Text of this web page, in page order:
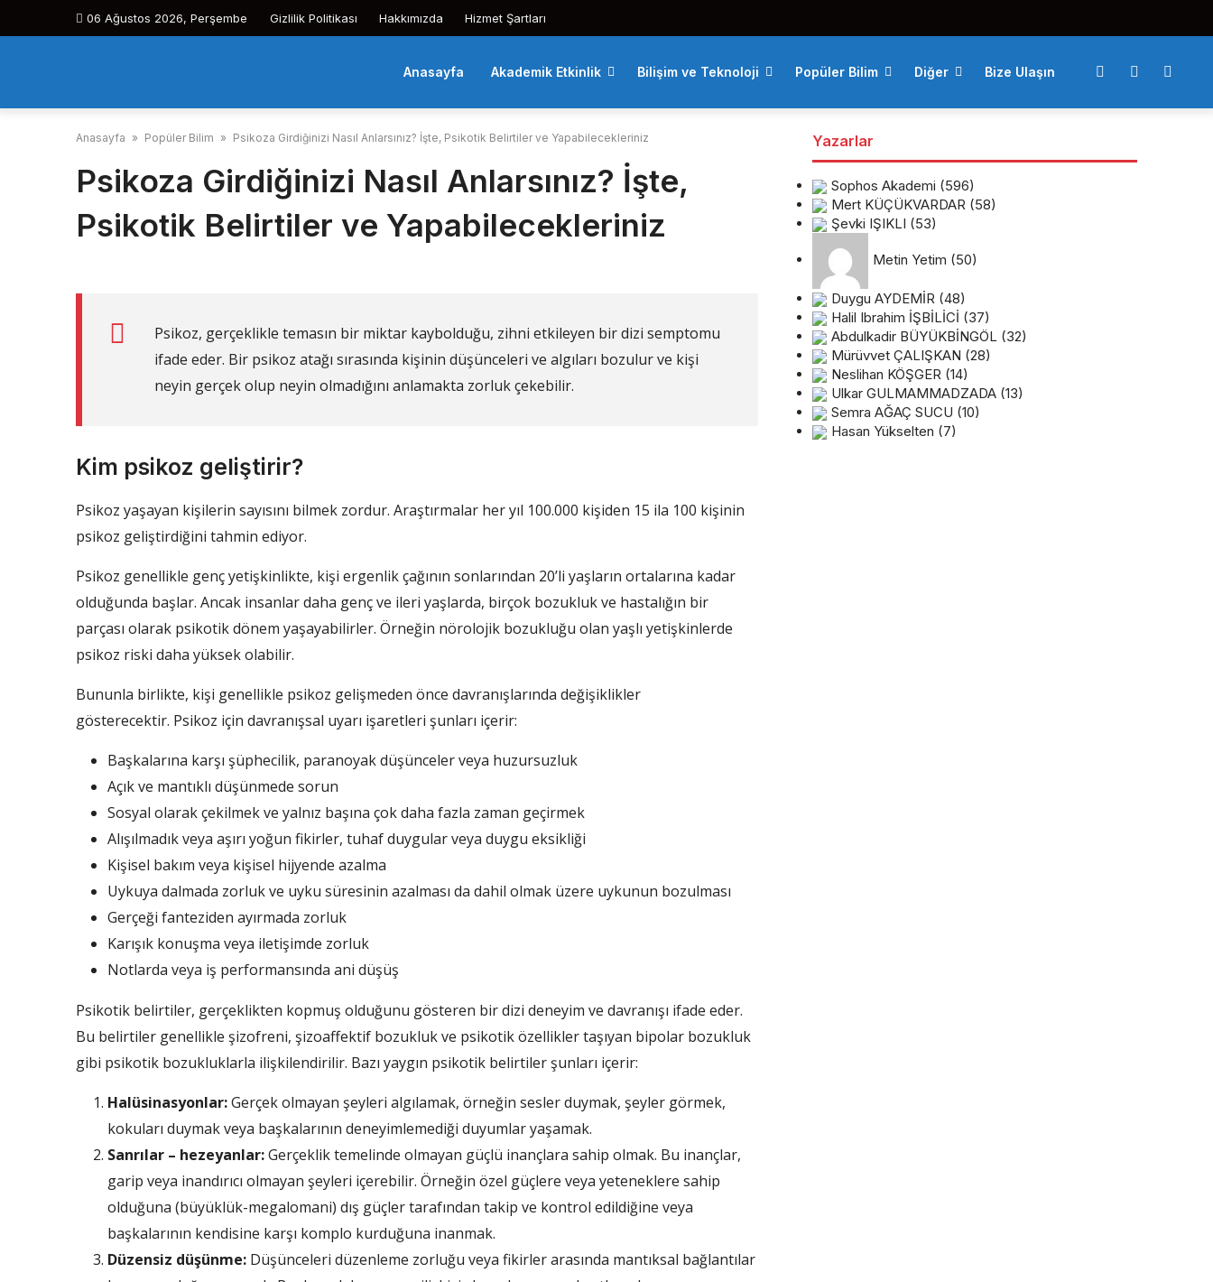
06 Ağustos 2026, Perşembe Gizlilik Politikası Hakkımızda Hizmet Şartları
Anasayfa Akademik Etkinlik Bilişim ve Teknoloji Popüler Bilim Diğer Bize Ulaşın
Anasayfa » Popüler Bilim » Psikoza Girdiğinizi Nasıl Anlarsınız? İşte, Psikotik Belirtiler ve Yapabilecekleriniz
Psikoza Girdiğinizi Nasıl Anlarsınız? İşte,
Psikotik Belirtiler ve Yapabilecekleriniz
Psikoz, gerçeklikle temasın bir miktar kaybolduğu, zihni etkileyen bir dizi semptomu
ifade eder. Bir psikoz atağı sırasında kişinin düşünceleri ve algıları bozulur ve kişi
neyin gerçek olup neyin olmadığını anlamakta zorluk çekebilir.
Kim psikoz geliştirir?
Psikoz yaşayan kişilerin sayısını bilmek zordur. Araştırmalar her yıl 100.000 kişiden 15 ila 100 kişinin
psikoz geliştirdiğini tahmin ediyor.
Psikoz genellikle genç yetişkinlikte, kişi ergenlik çağının sonlarından 20’li yaşların ortalarına kadar
olduğunda başlar. Ancak insanlar daha genç ve ileri yaşlarda, birçok bozukluk ve hastalığın bir
parçası olarak psikotik dönem yaşayabilirler. Örneğin nörolojik bozukluğu olan yaşlı yetişkinlerde
psikoz riski daha yüksek olabilir.
Bununla birlikte, kişi genellikle psikoz gelişmeden önce davranışlarında değişiklikler
gösterecektir. Psikoz için davranışsal uyarı işaretleri şunları içerir:
Başkalarına karşı şüphecilik, paranoyak düşünceler veya huzursuzluk
Açık ve mantıklı düşünmede sorun
Sosyal olarak çekilmek ve yalnız başına çok daha fazla zaman geçirmek
Alışılmadık veya aşırı yoğun fikirler, tuhaf duygular veya duygu eksikliği
Kişisel bakım veya kişisel hijyende azalma
Uykuya dalmada zorluk ve uyku süresinin azalması da dahil olmak üzere uykunun bozulması
Gerçeği fanteziden ayırmada zorluk
Karışık konuşma veya iletişimde zorluk
Notlarda veya iş performansında ani düşüş
Psikotik belirtiler, gerçeklikten kopmuş olduğunu gösteren bir dizi deneyim ve davranışı ifade eder.
Bu belirtiler genellikle şizofreni, şizoaffektif bozukluk ve psikotik özellikler taşıyan bipolar bozukluk
gibi psikotik bozukluklarla ilişkilendirilir. Bazı yaygın psikotik belirtiler şunları içerir:
Halüsinasyonlar:Gerçek olmayan şeyleri algılamak, örneğin sesler duymak, şeyler görmek,
kokuları duymak veya başkalarının deneyimlemediği duyumlar yaşamak.
Sanrılar – hezeyanlar:Gerçeklik temelinde olmayan güçlü inançlara sahip olmak. Bu inançlar,
garip veya inandırıcı olmayan şeyleri içerebilir. Örneğin özel güçlere veya yeteneklere sahip
olduğuna (büyüklük-megalomani) dış güçler tarafından takip ve kontrol edildiğine veya
başkalarının kendisine karşı komplo kurduğuna inanmak.
Düzensiz düşünme: Düşünceleri düzenleme zorluğu veya fikirler arasında mantıksal bağlantılar
Yazarlar
Sophos Akademi (596)
Mert KÜÇÜKVARDAR (58)
Şevki IŞIKLI (53)
Metin Yetim (50)
Duygu AYDEMİR (48)
Halil Ibrahim İŞBİLİCİ (37)
Abdulkadir BÜYÜKBİNGÖL (32)
Mürüvvet ÇALIŞKAN (28)
Neslihan KÖŞGER (14)
Ulkar GULMAMMADZADA (13)
Semra AĞAÇ SUCU (10)
Hasan Yükselten (7)